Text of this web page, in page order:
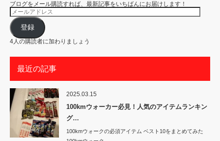
ブログをメール購読すれば、最新記事をいちばんにお届けします！
メ
ー
ル
ア
ド
レ
ス
登録
4人の購読者に加わりましょう
最近の記事
2025.03.15
100kmウォーカー必見！人気のアイテムランキン
グ…
100kmウォークの必須アイテム ベスト10をまとめてみた